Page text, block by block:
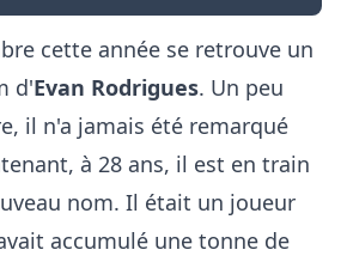
cette année se retrouve un
d'Evan Rodrigues. Un peu
il n'a jamais été remarqué
à 28 ans, il est en train
nom. Il était un joueur
accumulé une tonne de